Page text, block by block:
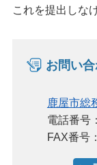
これを提出しな
お問い
鹿屋市総
電話番号
FAX番号